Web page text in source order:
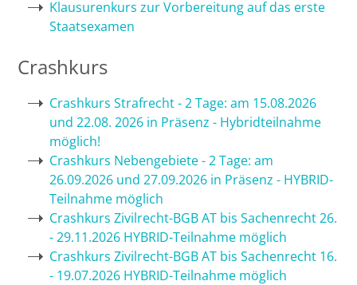
Klausurenkurs zur Vorbereitung auf das erste
Staatsexamen
Crashkurs
Crashkurs Strafrecht - 2 Tage: am 15.08.2026
und 22.08. 2026 in Präsenz - Hybridteilnahme
möglich!
Crashkurs Nebengebiete - 2 Tage: am
26.09.2026 und 27.09.2026 in Präsenz - HYBRID-
Teilnahme möglich
Crashkurs Zivilrecht-BGB AT bis Sachenrecht 26.
- 29.11.2026 HYBRID-Teilnahme möglich
Crashkurs Zivilrecht-BGB AT bis Sachenrecht 16.
- 19.07.2026 HYBRID-Teilnahme möglich
Bremen
Düsseldorf
Erlangen
Frankfurt/Main
Frankfurt/O.
Freiburg
Gießen